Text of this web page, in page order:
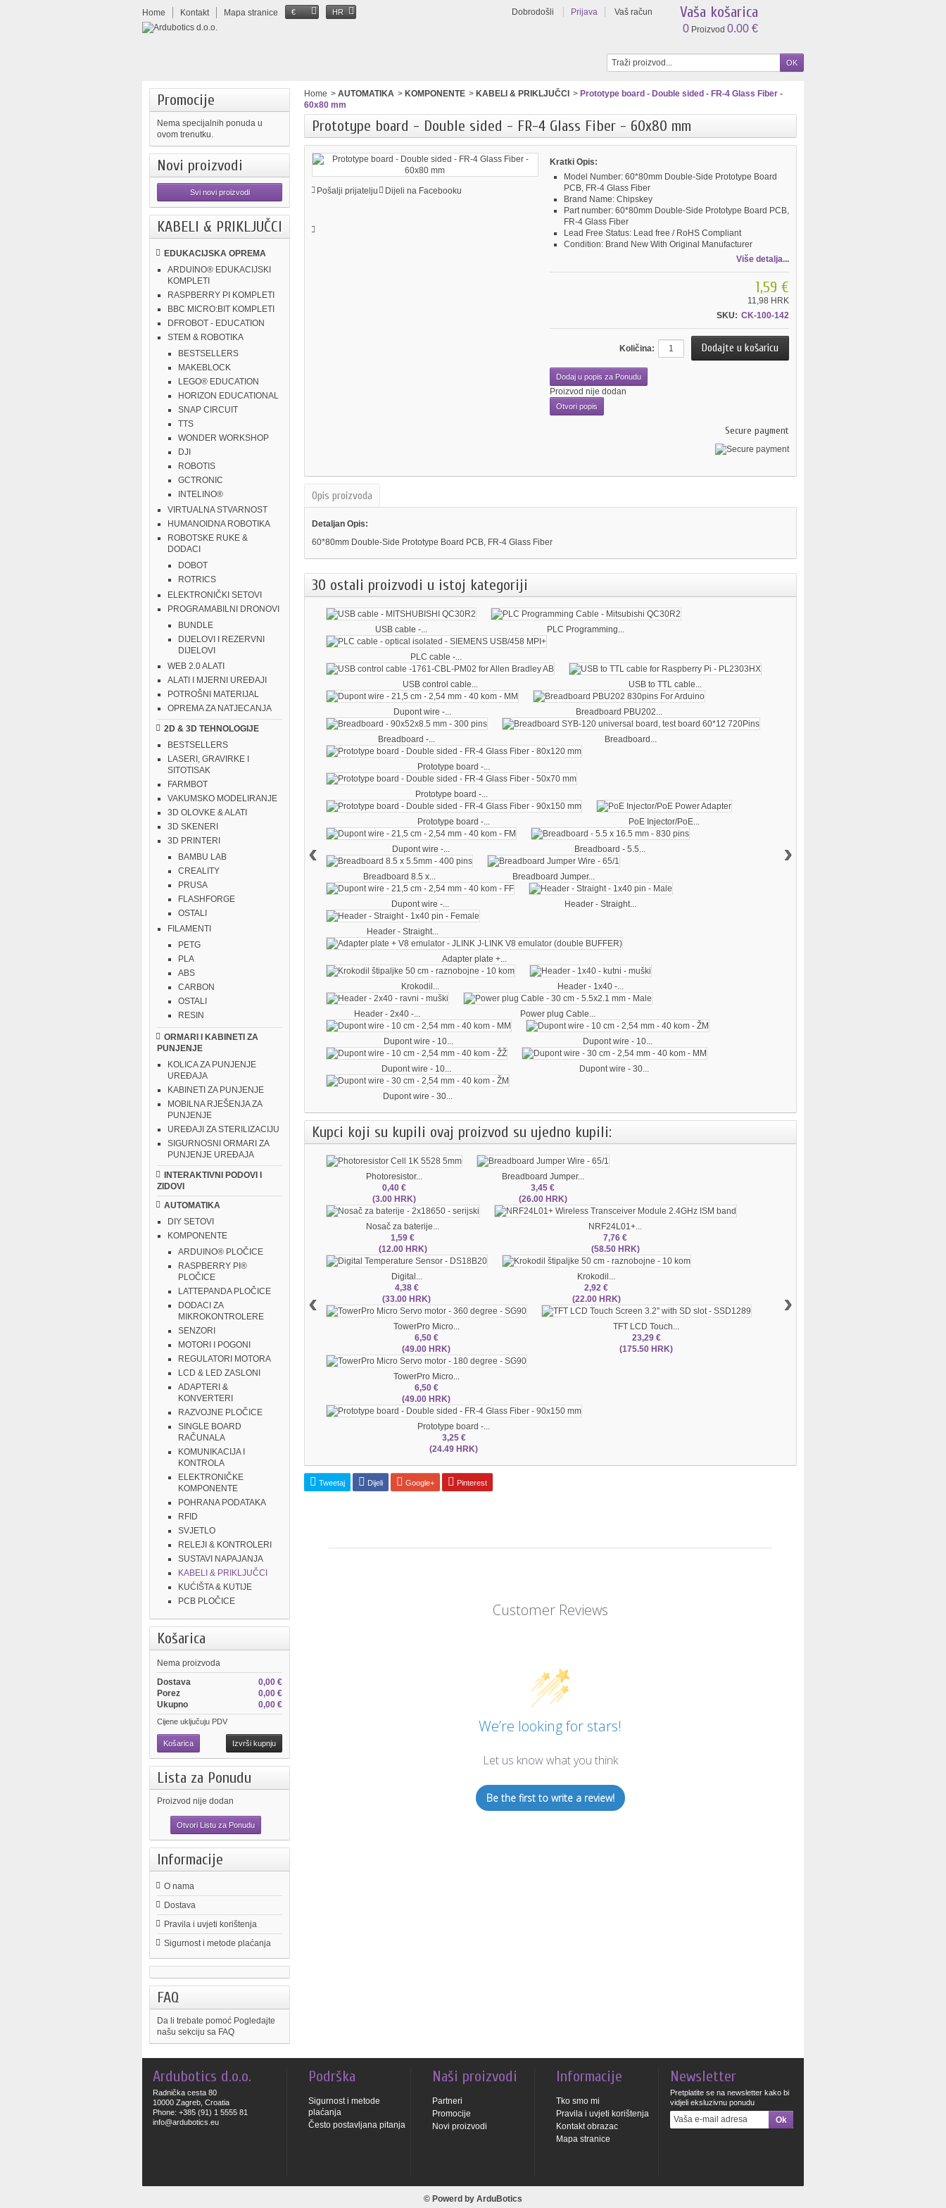
Home Kontakt Mapa stranice € HR Dobrodošli Prijava Vaš račun Vaša košarica
0 Proizvod 0.00 €
Promocije
Nema specijalnih ponuda u
ovom trenutku.
Novi proizvodi
Svi novi proizvodi
KABELI & PRIKLJUČCI
EDUKACIJSKA OPREMA
ARDUINO® EDUKACIJSKI
KOMPLETI
RASPBERRY PI KOMPLETI
BBC MICRO:BIT KOMPLETI
DFROBOT - EDUCATION
STEM & ROBOTIKA
BESTSELLERS
MAKEBLOCK
LEGO® EDUCATION
HORIZON EDUCATIONAL
SNAP CIRCUIT
TTS
WONDER WORKSHOP
DJI
ROBOTIS
GCTRONIC
INTELINO®
VIRTUALNA STVARNOST
HUMANOIDNA ROBOTIKA
ROBOTSKE RUKE &
DODACI
DOBOT
ROTRICS
ELEKTRONIČKI SETOVI
PROGRAMABILNI DRONOVI
BUNDLE
DIJELOVI I REZERVNI
DIJELOVI
WEB 2.0 ALATI
ALATI I MJERNI UREĐAJI
POTROŠNI MATERIJAL
OPREMA ZA NATJECANJA
2D & 3D TEHNOLOGIJE
BESTSELLERS
LASERI, GRAVIRKE I
SITOTISAK
FARMBOT
VAKUMSKO MODELIRANJE
3D OLOVKE & ALATI
3D SKENERI
3D PRINTERI
BAMBU LAB
CREALITY
PRUSA
FLASHFORGE
OSTALI
FILAMENTI
PETG
PLA
ABS
CARBON
OSTALI
RESIN
ORMARI I KABINETI ZA
PUNJENJE
KOLICA ZA PUNJENJE
UREĐAJA
KABINETI ZA PUNJENJE
MOBILNA RJEŠENJA ZA
PUNJENJE
UREĐAJI ZA STERILIZACIJU
SIGURNOSNI ORMARI ZA
PUNJENJE UREĐAJA
INTERAKTIVNI PODOVI I
ZIDOVI
AUTOMATIKA
DIY SETOVI
KOMPONENTE
ARDUINO® PLOČICE
RASPBERRY PI®
PLOČICE
LATTEPANDA PLOČICE
DODACI ZA
MIKROKONTROLERE
SENZORI
MOTORI I POGONI
REGULATORI MOTORA
LCD & LED ZASLONI
ADAPTERI &
KONVERTERI
RAZVOJNE PLOČICE
SINGLE BOARD
RAČUNALA
KOMUNIKACIJA I
KONTROLA
ELEKTRONIČKE
KOMPONENTE
POHRANA PODATAKA
RFID
SVJETLO
RELEJI & KONTROLERI
SUSTAVI NAPAJANJA
KABELI & PRIKLJUČCI
KUĆIŠTA & KUTIJE
PCB PLOČICE
Košarica
Nema proizvoda
0,00 €
Dostava
0,00 €
Porez
0,00 €
Ukupno
Cijene uključuju PDV
Košarica Izvrši kupnju
Lista za Ponudu
Proizvod nije dodan
Otvori Listu za Ponudu
Informacije
O nama
Dostava
Pravila i uvjeti korištenja
Sigurnost i metode plaćanja
FAQ
Da li trebate pomoć Pogledajte
našu sekciju sa FAQ
Home > AUTOMATIKA > KOMPONENTE > KABELI & PRIKLJUČCI > Prototype board - Double sided - FR-4 Glass Fiber -
60x80 mm
Prototype board - Double sided - FR-4 Glass Fiber - 60x80 mm
Pošalji prijatelju Dijeli na Facebooku
Kratki Opis:
Model Number: 60*80mm Double-Side Prototype Board
PCB, FR-4 Glass Fiber
Brand Name: Chipskey
Part number: 60*80mm Double-Side Prototype Board PCB,
FR-4 Glass Fiber
Lead Free Status: Lead free / RoHS Compliant
Condition: Brand New With Original Manufacturer
Više detalja...
1,59 €
11,98 HRK
SKU: CK-100-142
Količina:
Dodaj u popis za Ponudu
Proizvod nije dodan
Otvori popis
Secure payment
Opis proizvoda
Detaljan Opis:
60*80mm Double-Side Prototype Board PCB, FR-4 Glass Fiber
30 ostali proizvodi u istoj kategoriji
USB cable -... PLC Programming...
PLC cable -...
USB control cable... USB to TTL cable...
Dupont wire -... Breadboard PBU202...
Breadboard -... Breadboard...
Prototype board -...
Prototype board -...
Prototype board -... PoE Injector/PoE...
Dupont wire -... Breadboard - 5.5...
Breadboard 8.5 x... Breadboard Jumper...
Dupont wire -... Header - Straight...
Header - Straight...
Adapter plate +...
Krokodil... Header - 1x40 -...
Header - 2x40 -... Power plug Cable...
Dupont wire - 10... Dupont wire - 10...
Dupont wire - 10... Dupont wire - 30...
Dupont wire - 30...
‹ ›
Kupci koji su kupili ovaj proizvod su ujedno kupili:
Photoresistor...
0,40 €
(3.00 HRK)
Breadboard Jumper...
3,45 €
(26.00 HRK)
Nosač za baterije...
1,59 €
(12.00 HRK)
NRF24L01+...
7,76 €
(58.50 HRK)
Digital...
4,38 €
(33.00 HRK)
Krokodil...
2,92 €
(22.00 HRK)
TowerPro Micro...
6,50 €
(49.00 HRK)
TFT LCD Touch...
23,29 €
(175.50 HRK)
TowerPro Micro...
6,50 €
(49.00 HRK)
Prototype board -...
3,25 €
(24.49 HRK)
‹ ›
Tweetaj Dijeli Google+ Pinterest
Customer Reviews
We’re looking for stars!
Let us know what you think
Be the first to write a review!
Ardubotics d.o.o.
Radnička cesta 80
10000 Zagreb, Croatia
Phone: +385 (91) 1 5555 81
info@ardubotics.eu
Podrška
Sigurnost i metode
plaćanja
Često postavljana pitanja
Naši proizvodi
Partneri
Promocije
Novi proizvodi
Informacije
Tko smo mi
Pravila i uvjeti korištenja
Kontakt obrazac
Mapa stranice
Newsletter
Pretplatite se na newsletter kako bi
vidjeli eksluzivnu ponudu
© Powerd by ArduBotics